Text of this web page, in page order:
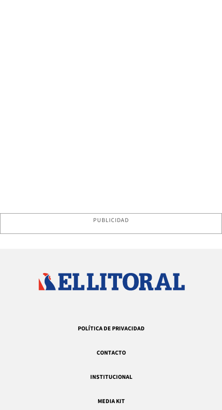
PUBLICIDAD
POLÍTICA DE PRIVACIDAD
CONTACTO
INSTITUCIONAL
MEDIA KIT